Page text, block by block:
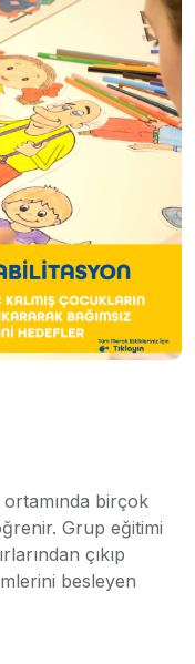
birçok
Grup eğitimi
çıkıp
besleyen